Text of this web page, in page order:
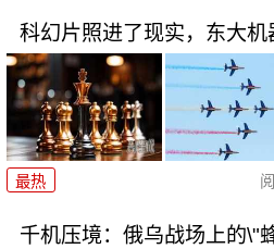
科幻片照进了现实，东大机
最热
千机压境：俄乌战场上的\"